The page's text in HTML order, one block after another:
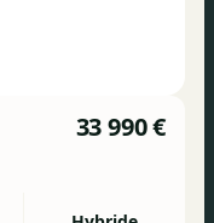
33 990 €